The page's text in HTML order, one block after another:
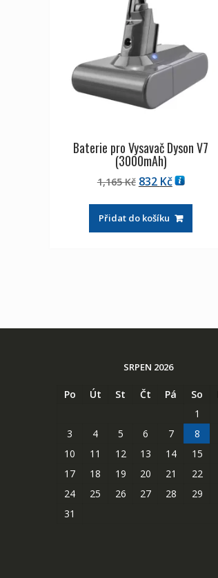
Baterie pro Vysavač Dyson V7
(3000mAh)
1,165Kč Původní
byla:
1,165 Kč
832 KčAktuální
je:
832 Kč
Přidat do košíku
SRPEN 2026
Po Út St Čt Pá So
1
3
4 5 6 7 8
10
11 12 13 14 15
17
18 19 20 21 22
24
25 26 27 28 29
31